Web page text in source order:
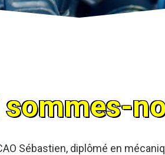
sommes-
Sébastien, diplômé en